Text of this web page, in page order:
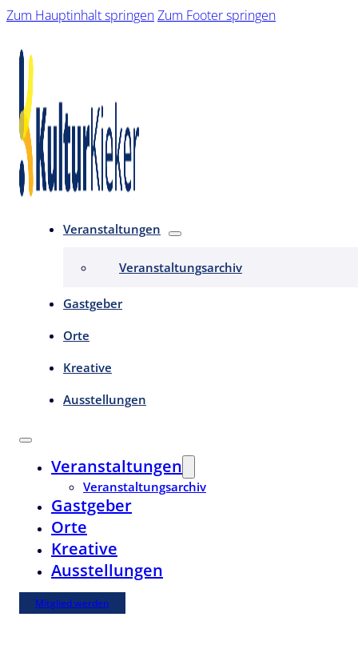
Zum Hauptinhalt springenZum Footer springen
Veranstaltungen
Veranstaltungsarchiv
Gastgeber
Orte
Kreative
Ausstellungen
Veranstaltungen
Veranstaltungsarchiv
Gastgeber
Orte
Kreative
Ausstellungen
Mitglied werden